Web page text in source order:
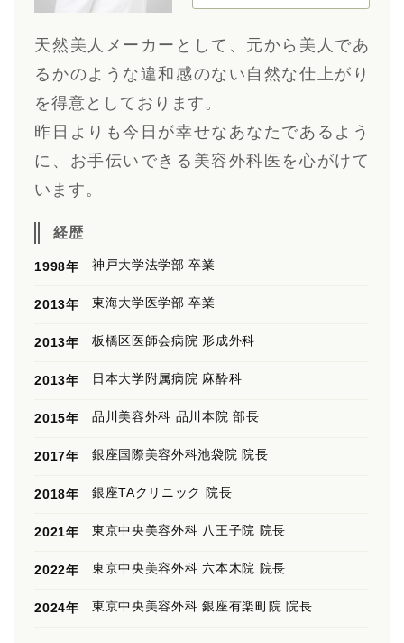
天然美人メーカーとして、元から美人であ
るかのような違和感のない自然な仕上がり
を得意としております。
昨日よりも今日が幸せなあなたであるよう
に、お手伝いできる美容外科医を心がけて
います。
経歴
1998年 神戸大学法学部 卒業
2013年 東海大学医学部 卒業
2013年 板橋区医師会病院 形成外科
2013年 日本大学附属病院 麻酔科
2015年 品川美容外科 品川本院 部長
2017年 銀座国際美容外科池袋院 院長
2018年 銀座TAクリニック 院長
2021年 東京中央美容外科 八王子院 院長
2022年 東京中央美容外科 六本木院 院長
2024年 東京中央美容外科 銀座有楽町院 院長